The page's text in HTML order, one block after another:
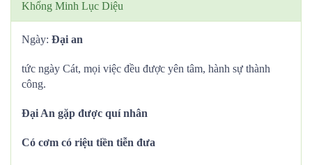
Khổng Minh Lục Diệu
Ngày: Đại an
tức ngày Cát, mọi việc đều được yên tâm, hành sự thành
công.
Đại An gặp được quí nhân
Có cơm có riệu tiền tiễn đưa